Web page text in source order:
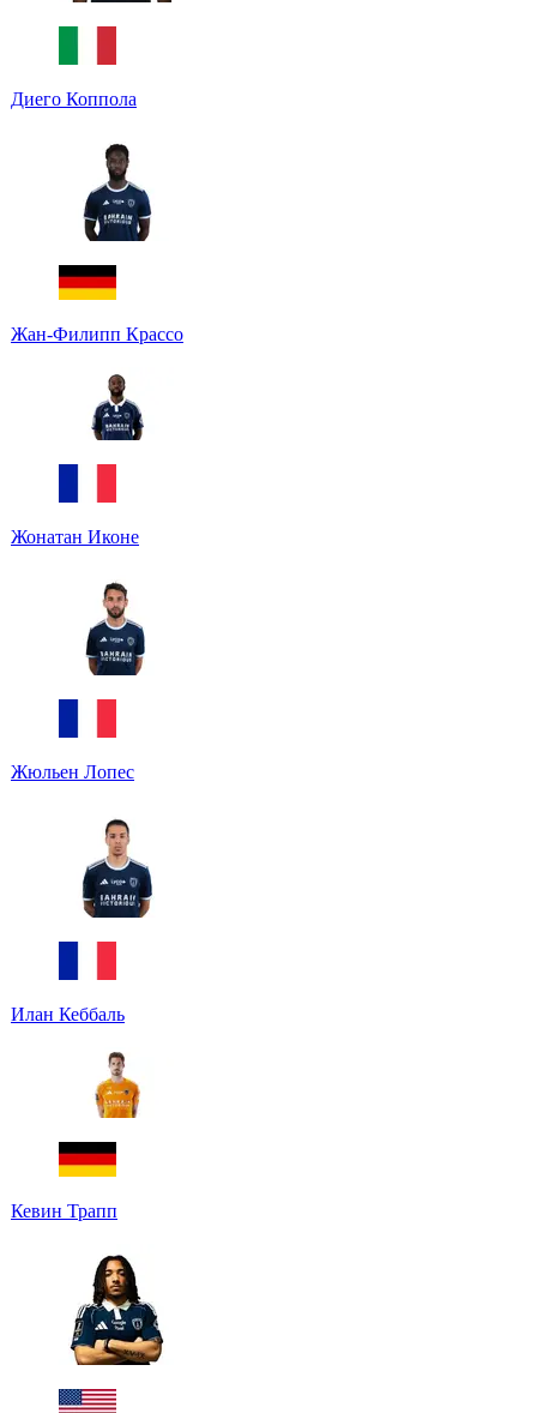
Диего Коппола
Жан-Филипп Крассо
Жонатан Иконе
Жюльен Лопес
Илан Кеббаль
Кевин Трапп